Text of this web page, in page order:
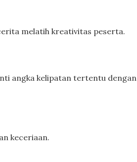
melatih kreativitas peserta.
angka kelipatan tertentu dengan
keceriaan.